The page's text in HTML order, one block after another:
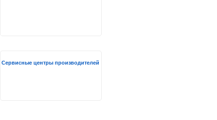
Сервисные центры производителей